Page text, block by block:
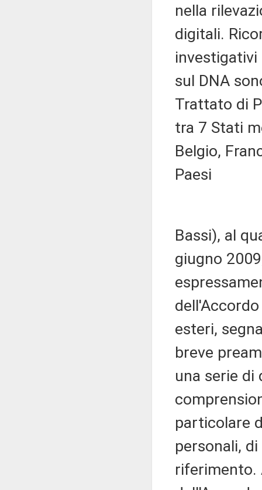
nella
digitali.
sul DNA
Trattato di
tra 7 Stati
Belgio,
Paesi
Bassi), al
giugno
esteri,
breve
una serie
particolare
personali,
riferimento.